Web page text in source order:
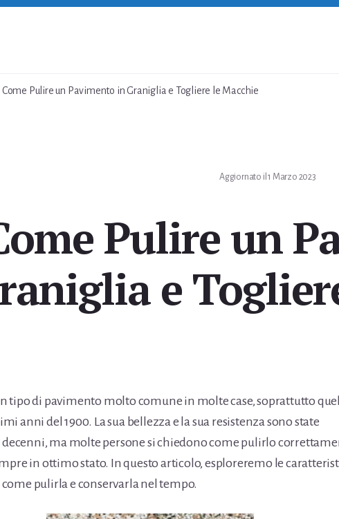
Come Pulire un Pavimento in Graniglia e Togliere le Macchie
Aggiornato il1 Marzo 2023
Pulire un
e
tipo di pavimento molto comune in molte case, soprattutto
anni del 1900. La sua bellezza e la sua resistenza sono state
decenni, ma molte persone si chiedono come pulirlo
in ottimo stato. In questo articolo, esploreremo le
pulirla e conservarla nel tempo.